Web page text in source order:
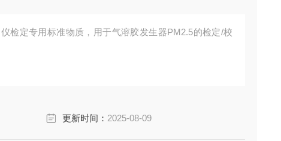
检定专用标准物质，用于气溶胶发生器PM2.5的检定/校
更新时间： 2025-08-09